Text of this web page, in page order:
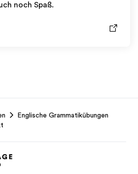
noch Spaß.
Englische Grammatikübungen